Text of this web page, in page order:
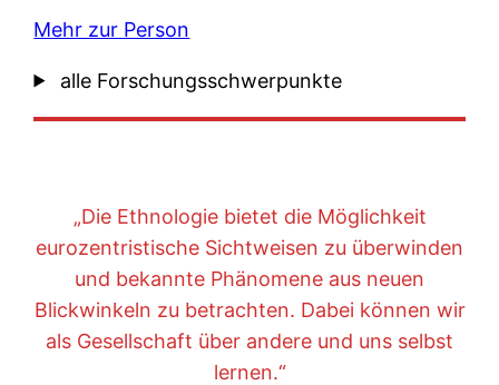
Mehr zur Person
alle Forschungsschwerpunkte
„Die Ethnologie bietet die Möglichkeit
eurozentristische Sichtweisen zu überwinden
und bekannte Phänomene aus neuen
Blickwinkeln zu betrachten. Dabei können wir
als Gesellschaft über andere und uns selbst
lernen.“